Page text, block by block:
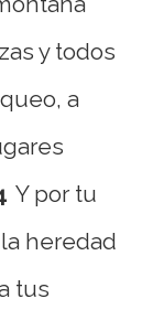
y todos
a
Y por tu
heredad
tus